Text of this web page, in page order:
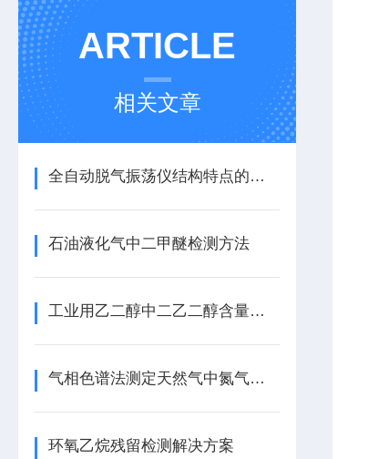
ARTICLE
相关文章
全自动脱气振荡仪结构特点的详细介绍
石油液化气中二甲醚检测方法
工业用乙二醇中二乙二醇含量分析气相色谱法
气相色谱法测定天然气中氮气含量方法
环氧乙烷残留检测解决方案